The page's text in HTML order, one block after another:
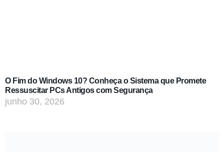
O Fim do Windows 10? Conheça o Sistema que Promete
Ressuscitar PCs Antigos com Segurança
junho 30, 2026